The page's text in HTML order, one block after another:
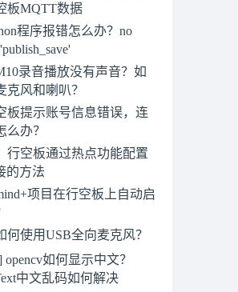
板MQTT数据
程序报错怎么办？no
录音播放没有声音？如
克风和喇叭？
板提示账号信息错误，连
么办？
行空板通过热点功能配置
的方法
项目在行空板上自动启
何使用USB全向麦克风？
如何显示中文？
中文乱码如何解决